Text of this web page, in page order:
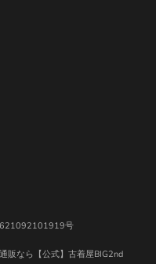
621092101919号
販なら【公式】古着屋BIG2nd